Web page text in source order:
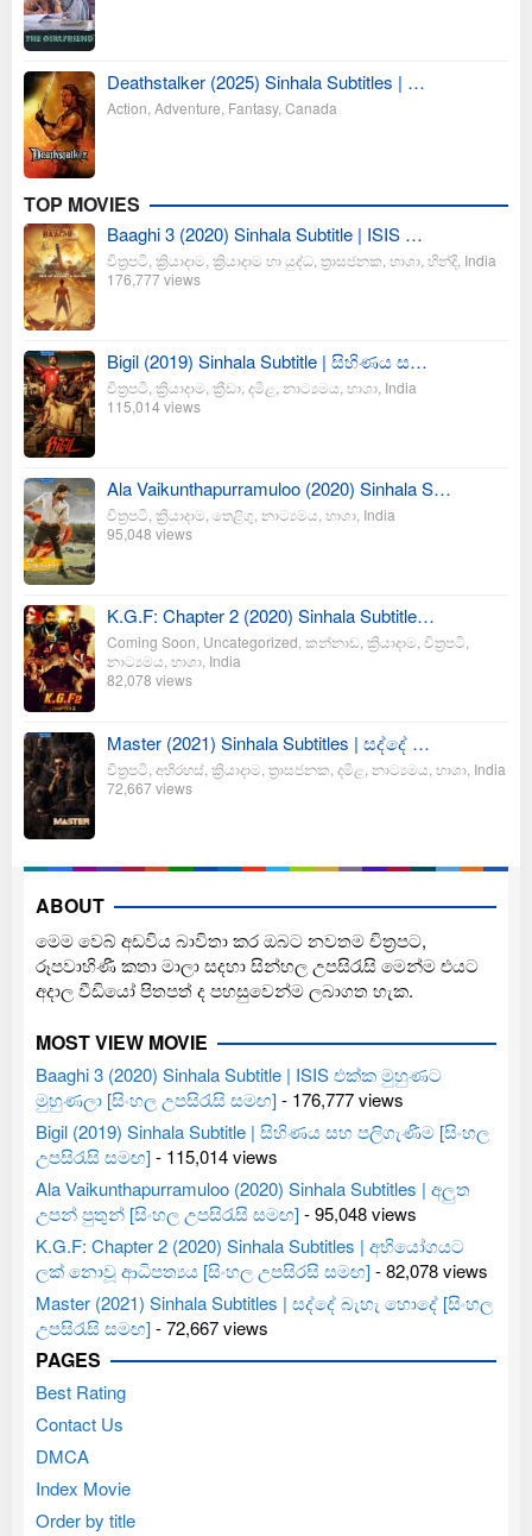
Deathstalker (2025) Sinhala Subtitles | …
Action Adventure Fantasy, Canada
TOP MOVIES
Baaghi 3 (2020) Sinhala Subtitle | ISIS …
චිත්‍රපටි ක්‍රියාදාම ක්‍රියාදාම හා යුද්ධ ත්‍රාසජනක භාශා හින්දි India
176,777 views
Bigil (2019) Sinhala Subtitle | සිහිණය ස…
චිත්‍රපටි ක්‍රියාදාම ක්‍රීඩා දමිළ නාට්‍යමය භාශා India
115,014 views
Ala Vaikunthapurramuloo (2020) Sinhala S…
චිත්‍රපටි ක්‍රියාදාම තෙළිගු නාට්‍යමය භාශා India
95,048 views
K.G.F: Chapter 2 (2020) Sinhala Subtitle…
Coming Soon Uncategorized කන්නාඩ ක්‍රියාදාම චිත්‍රපටි
නාට්‍යමය භාශා India
82,078 views
Master (2021) Sinhala Subtitles | සද්දේ …
චිත්‍රපටි අභිරහස් ක්‍රියාදාම ත්‍රාසජනක දමිළ නාට්‍යමය භාශා India
72,667 views
ABOUT
මෙම වෙබ් අඩවිය බාවිතා කර ඔබට නවතම චිත්‍රපට,
රූපවාහිණී කතා මාලා සදහා සින්හල උපසිරැසි මෙන්ම එයට
අදාල වීඩියෝ පිතපත් ද පහසුවෙන්ම ලබාගත හැක.
MOST VIEW MOVIE
Baaghi 3 (2020) Sinhala Subtitle | ISIS එක්ක මුහුණට
මුහුණලා [සිංහල උපසිරැසි සමඟ]- 176,777 views
Bigil (2019) Sinhala Subtitle | සිහිණය සහ පලිගැණීම [සිංහල
උපසිරැසි සමඟ]- 115,014 views
Ala Vaikunthapurramuloo (2020) Sinhala Subtitles | අලුත
උපන් පුතුන් [සිංහල උපසිරැසි සමඟ]- 95,048 views
K.G.F: Chapter 2 (2020) Sinhala Subtitles | අභියෝගයට
ලක් නොවූ ආධිපත්‍යය [සිංහල උපසිරසි සමඟ]- 82,078 views
Master (2021) Sinhala Subtitles | සද්දේ බැහැ හොදේ [සිංහල
උපසිරැසි සමඟ]- 72,667 views
PAGES
Best Rating
Contact Us
DMCA
Index Movie
Order by title